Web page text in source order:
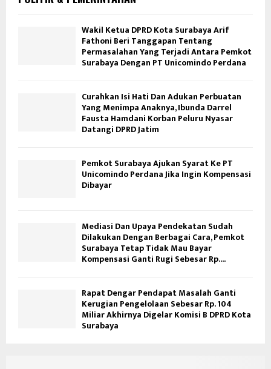
Wakil Ketua DPRD Kota Surabaya Arif
Fathoni Beri Tanggapan Tentang
Permasalahan Yang Terjadi Antara Pemkot
Surabaya Dengan PT Unicomindo Perdana
Curahkan Isi Hati Dan Adukan Perbuatan
Yang Menimpa Anaknya, Ibunda Darrel
Fausta Hamdani Korban Peluru Nyasar
Datangi DPRD Jatim
Pemkot Surabaya Ajukan Syarat Ke PT
Unicomindo Perdana Jika Ingin Kompensasi
Dibayar
Mediasi Dan Upaya Pendekatan Sudah
Dilakukan Dengan Berbagai Cara, Pemkot
Surabaya Tetap Tidak Mau Bayar
Kompensasi Ganti Rugi Sebesar Rp....
Rapat Dengar Pendapat Masalah Ganti
Kerugian Pengelolaan Sebesar Rp. 104
Miliar Akhirnya Digelar Komisi B DPRD Kota
Surabaya